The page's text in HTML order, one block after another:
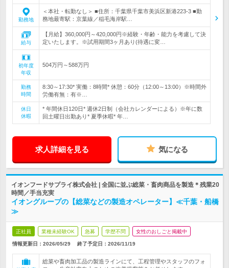
勤務地
＜本社・転勤なし＞ ■住所：千葉県千葉市美浜区新港223-3 ■勤
務地最寄駅：京葉線／稲毛海岸駅…
給与
【月給】360,000円～420,000円※経験・年齢・能力を考慮して決
定いたします。※試用期間3ヶ月あり(待遇に変…
初年度
年収
504万円～588万円
勤務
時間
8:30～17:30* 実働：8時間* 休憩：60分（12:00～13:00）※時間外
労働有無：有※…
休日
休暇
* 年間休日120日* 週休2日制（会社カレンダーによる）※年に数
回土曜日出勤あり* 夏季休暇* 年…
求人詳細を見る 気になる
イオンフードサプライ株式会社 | 全国に並ぶ総菜・畜肉商品を製造＊残業20
時間／手当充実
イオングループの【総菜などの製造オペレーター】≪千葉・船橋
≫
正社員 業種未経験OK 急募 学歴不問 女性のおしごと掲載中
情報更新日：2026/05/29 終了予定日： 2026/11/19
総菜や畜肉加工品の製造ラインにて、工程管理やスタッフのフォ